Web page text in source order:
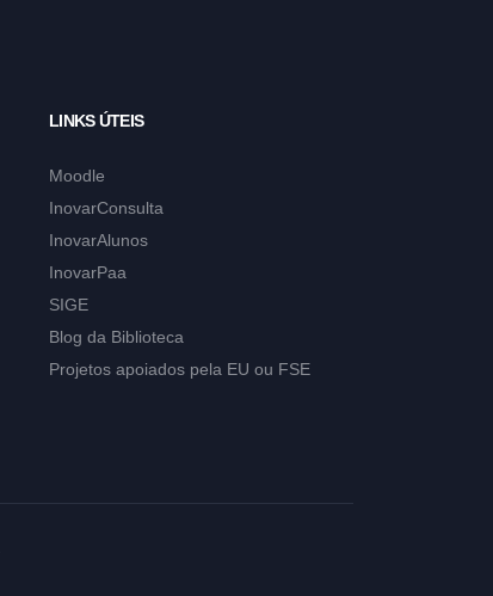
LINKS ÚTEIS
Moodle
InovarConsulta
InovarAlunos
InovarPaa
SIGE
Blog da Biblioteca
Projetos apoiados pela EU ou FSE